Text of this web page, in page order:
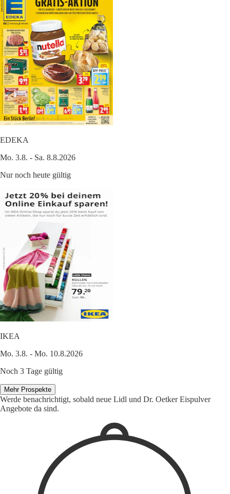
EDEKA
Mo. 3.8. - Sa. 8.8.2026
Nur noch heute gültig
IKEA
Mo. 3.8. - Mo. 10.8.2026
Noch 3 Tage gültig
Mehr Prospekte
Werde benachrichtigt, sobald neue Lidl und Dr. Oetker Eispulver
Angebote da sind.